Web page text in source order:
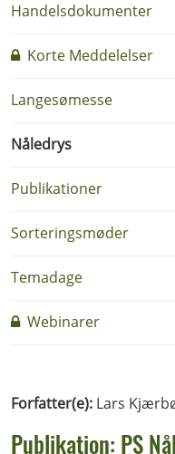
Handelsdokumenter
Korte Meddelelser
Langesømesse
Nåledrys
Publikationer
Sorteringsmøder
Temadage
Webinarer
Forfatter(e): Lars
Publikation: PS